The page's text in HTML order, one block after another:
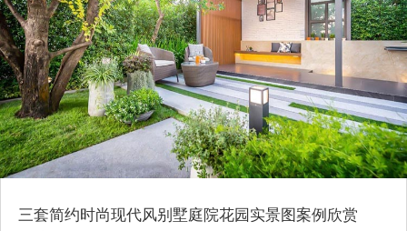
三套简约时尚现代风别墅庭院花园实景图案例欣赏